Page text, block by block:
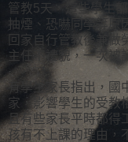
管教5天，這些學生
抽煙、恐嚇同學等原
回家自行管教後兼做
主任不禮貌，一次被
有學生家長指出，國
家，影響學生的受教
且有些家長平時都得
孩有不上課的理由，